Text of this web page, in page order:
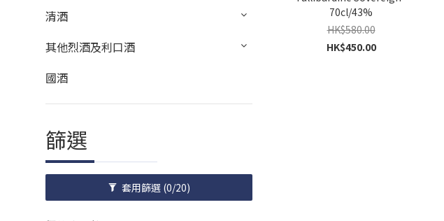
清酒
其他烈酒及利口酒
國酒
篩選
套用篩選 (0/20)
70cl/43%
HK$580.00
HK$450.00